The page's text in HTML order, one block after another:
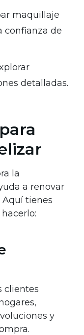
maquillaje
confianza de
detalladas.
la
a renovar
tienes
clientes
y